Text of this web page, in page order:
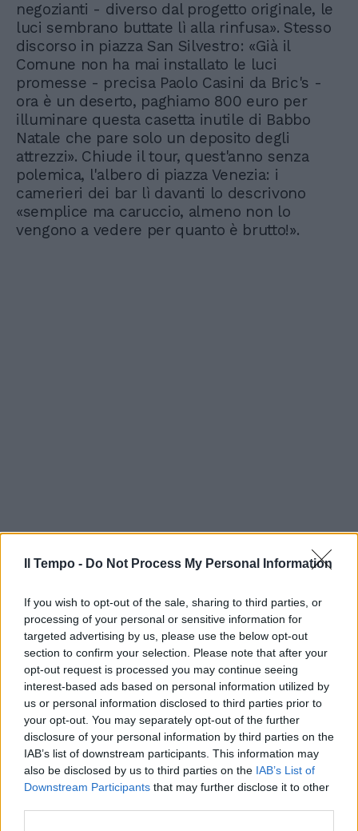
Il Tempo - Do Not Process My Personal Information
If you wish to opt-out of the sale, sharing to third parties, or
processing of your personal or sensitive information for
targeted advertising by us, please use the below opt-out
section to confirm your selection. Please note that after your
opt-out request is processed you may continue seeing
interest-based ads based on personal information utilized by
us or personal information disclosed to third parties prior to
your opt-out. You may separately opt-out of the further
disclosure of your personal information by third parties on the
IAB’s list of downstream participants. This information may
also be disclosed by us to third parties on the IAB’s List of
Downstream Participants that may further disclose it to other
negozianti - diverso dal progetto originale, le
luci sembrano buttate lì alla rinfusa». Stesso
discorso in piazza San Silvestro: «Già il
Comune non ha mai installato le luci
promesse - precisa Paolo Casini da Bric's -
ora è un deserto, paghiamo 800 euro per
illuminare questa casetta inutile di Babbo
Natale che pare solo un deposito degli
attrezzi». Chiude il tour, quest'anno senza
polemica, l'albero di piazza Venezia: i
camerieri dei bar lì davanti lo descrivono
«semplice ma caruccio, almeno non lo
vengono a vedere per quanto è brutto!».
In evidenza